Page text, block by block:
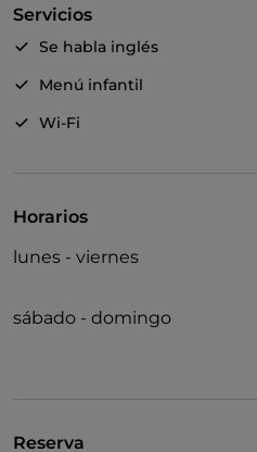
Servicios
Se habla inglés
Menú infantil
Wi-Fi
Horarios
lunes - viernes
sábado - domingo
Reserva